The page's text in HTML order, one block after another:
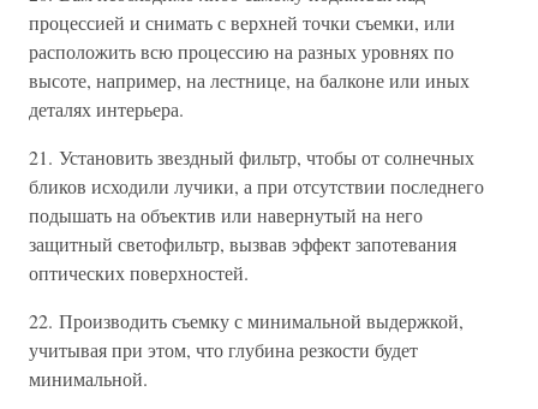
процессией и снимать с верхней точки съемки, или
расположить всю процессию на разных уровнях по
высоте, например, на лестнице, на балконе или иных
деталях интерьера.
21. Установить звездный фильтр, чтобы от солнечных
бликов исходили лучики, а при отсутствии последнего
подышать на объектив или навернутый на него
защитный светофильтр, вызвав эффект запотевания
оптических поверхностей.
22. Производить съемку с минимальной выдержкой,
учитывая при этом, что глубина резкости будет
минимальной.